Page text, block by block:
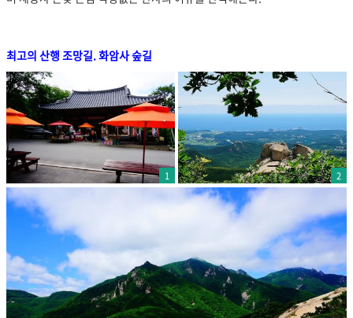
최고의 산행 조망길. 화암사 숲길
1 2